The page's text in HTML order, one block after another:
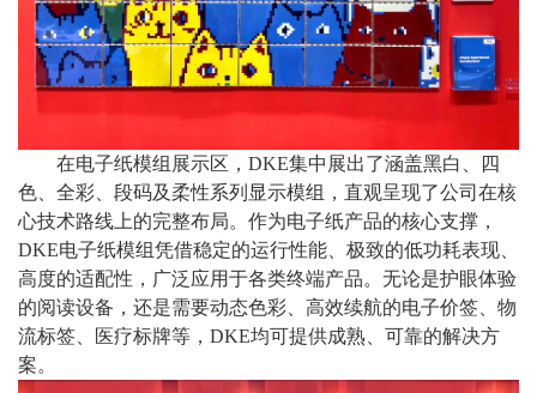
在电子纸模组展示区， DKE集中展出了涵盖黑白、四
色、全彩、段码及柔性系列显示模组，直观呈现了公司在核
心技术路线上的完整布局。作为电子纸产品的核心支撑，
DKE电子纸模组凭借稳定的运行性能、极致的低功耗表现、
高度的适配性，广泛应用于各类终端产品。无论是护眼体验
的阅读设备，还是需要动态色彩、高效续航的电子价签、物
流标签、医疗标牌等，DKE均可提供成熟、可靠的解决方
案。